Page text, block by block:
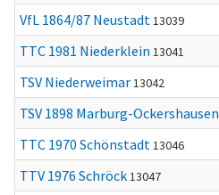
VfL 1864/87 Neustadt13039
TTC 1981 Niederklein 13041
TSV Niederweimar13042
TSV 1898 Marburg-Ockershausen
TTC 1970 Schönstadt13046
TTV 1976 Schröck13047